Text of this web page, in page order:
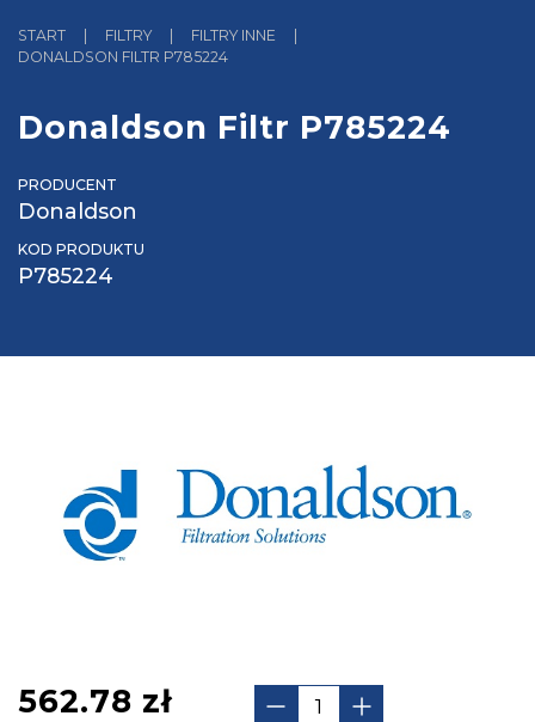
START | FILTRY | FILTRY INNE
|
DONALDSON FILTR P785224
Donaldson Filtr P785224
PRODUCENT
Donaldson
KOD PRODUKTU
P785224
562.78 zł